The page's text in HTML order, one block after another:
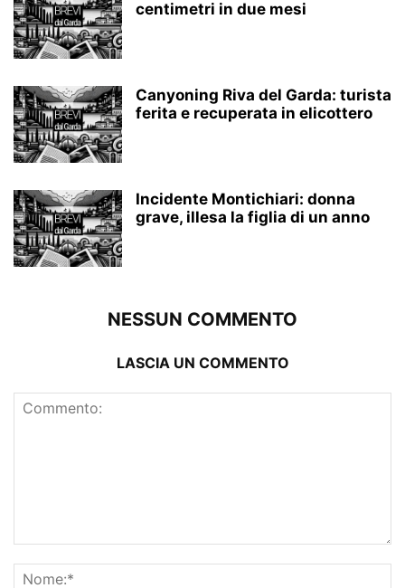
centimetri in due mesi
Canyoning Riva del Garda: turista
ferita e recuperata in elicottero
Incidente Montichiari: donna
grave, illesa la figlia di un anno
NESSUN COMMENTO
LASCIA UN COMMENTO